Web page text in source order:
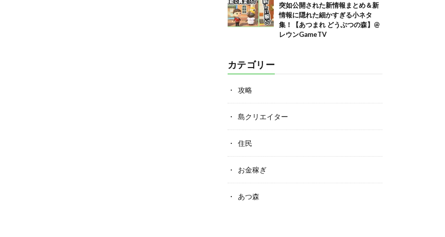
突如公開された新情報まとめ＆新
情報に隠れた細かすぎる小ネタ
集！【あつまれ どうぶつの森】@
レウンGameTV
カテゴリー
攻略
島クリエイター
住民
お金稼ぎ
あつ森